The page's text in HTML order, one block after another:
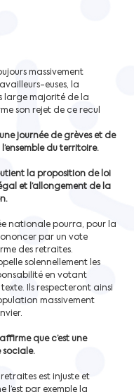
massivement
euses, la
large majorité de la
son rejet de ce recul
journée de grèves et de
du territoire.
la proposition de loi
et l’allongement de la
nationale pourra, pour la
par un vote
des retraites.
solennellement les
en votant
Ils respecteront ainsi
massivement
que c’est une
sociale.
est injuste et
l’est par exemple la